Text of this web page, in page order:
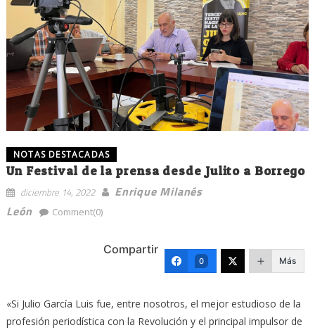
NOTAS DESTACADAS
Un Festival de la prensa desde Julito a Borrego
diciembre 14, 2022
Enrique Milanés
León
Comment(0)
Compartir
0 Más
«Si Julio García Luis fue, entre nosotros, el mejor estudioso de la
profesión periodística con la Revolución y el principal impulsor de